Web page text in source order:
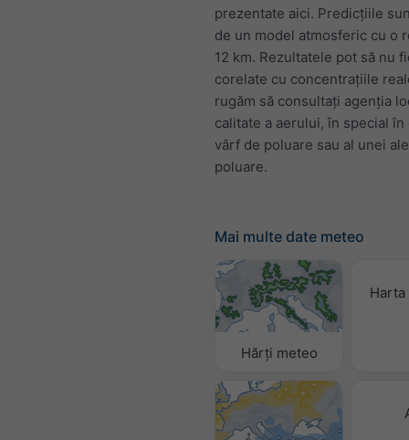
prezentate aici. Predicțiile
de un model atmosferic cu o
12 km. Rezultatele pot să nu
corelate cu concentrațiile
rugăm să consultați agenția
calitate a aerului, în special în
vârf de poluare sau al unei
poluare.
Mai multe date meteo
Hărți meteo